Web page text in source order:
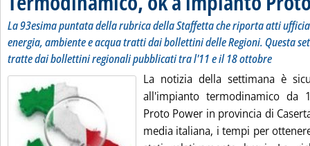
La 93esima puntata della rubrica della Staffetta che riporta atti
energia, ambiente e acqua tratti dai bollettini delle Regioni. Questa
tratte dai bollettini regionali pubblicati tra l'11 e il 18 ottobre
La notizia della settimana è
all'impianto termodinamico da
Proto Power in provincia di
media italiana, i tempi per